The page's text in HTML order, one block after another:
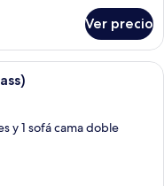
Ver precio
con dos camas, una
y 1 sofá cama doble